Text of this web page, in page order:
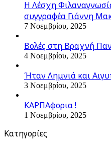
Η Λέσχη
συγγραφέα Γιάννη
7 Νοεμβρίου, 2025
Βολές στη Βραχνή
4 Νοεμβρίου, 2025
Ήταν Λημνιά και
3 Νοεμβρίου, 2025
ΚΑΡΠΑφορια !
1 Νοεμβρίου, 2025
Kατηγορίες